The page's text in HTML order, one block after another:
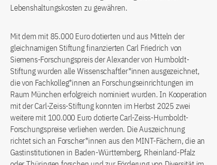
Lebenshaltungskosten zu gewähren.
Mit dem mit 85.000 Euro dotierten und aus Mitteln der
gleichnamigen Stiftung finanzierten Carl Friedrich von
Siemens-Forschungspreis der Alexander von Humboldt-
Stiftung wurden alle Wissenschaftler*innen ausgezeichnet,
die von Fachkolleg*innen an Forschungseinrichtungen im
Raum München erfolgreich nominiert wurden. In Kooperation
mit der Carl-Zeiss-Stiftung konnten im Herbst 2025 zwei
weitere mit 100.000 Euro dotierte Carl-Zeiss-Humboldt-
Forschungspreise verliehen werden. Die Auszeichnung
richtet sich an Forscher*innen aus den MINT-Fächern, die an
Gastinstitutionen in Baden-Württemberg, Rheinland-Pfalz